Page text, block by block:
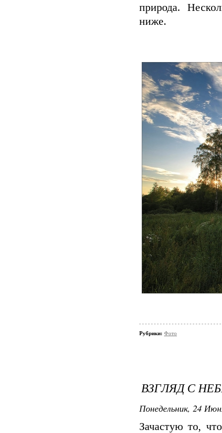
природа.
ниже.
Рубрики: Фото
ВЗГЛЯД С
Понедельник, 24
Зачастую то,